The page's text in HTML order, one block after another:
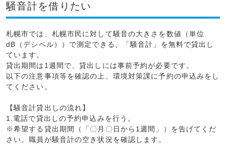
騒音計を借りたい
札幌市では、札幌市民に対して騒音の大きさを数値（単位
dB（デシベル））で測定できる、「騒音計」を無料で貸出し
ています。
貸出期間は1週間で、貸出しには事前予約が必要です。
以下の注意事項等を確認の上、環境対策課に予約の申込みをし
てください。
【騒音計貸出しの流れ】
1.電話で貸出しの予約申込みを行う。
※希望する貸出期間（「〇月〇日から1週間」）を告げてくだ
さい。職員が騒音計の空き状況を確認します。